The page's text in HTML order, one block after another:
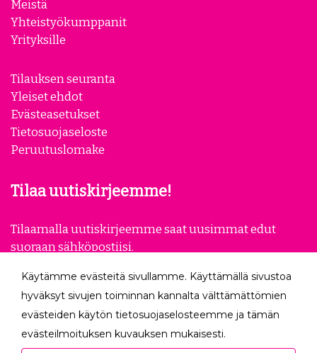
Meistä
Yhteistyökumppanit
Yrityksille
Tilauksen seuranta
Yleiset ehdot
Evästeasetukset
Tietosuojaseloste
Peruutuslomake
Tilaa uutiskirjeemme!
Tilaamalla uutiskirjeemme saat uusimmat edut
suoraan sähköpostiisi.
Seuraa meitä
Käytämme evästeitä sivullamme. Käyttämällä sivustoa
hyväksyt sivujen toiminnan kannalta välttämättömien
evästeiden käytön tietosuojaselosteemme ja tämän
evästeilmoituksen kuvauksen mukaisesti.